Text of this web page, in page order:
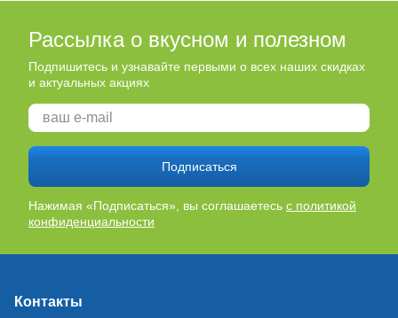
Рассылка о вкусном и полезном
Подпишитесь и узнавайте первыми о всех наших скидках
и актуальных акциях
Подписаться
Нажимая «Подписаться», вы соглашаетесь с политикой
конфиденциальности
Контакты